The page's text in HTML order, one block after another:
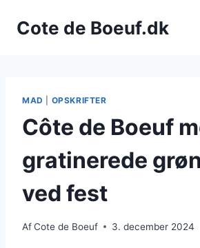
Cote de Boeuf.dk
MAD OPSKRIFTER
Côte de Boeuf
gratinerede
ved fest
AfCote de Boeuf 3. december 2024